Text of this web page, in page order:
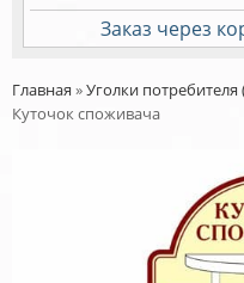
Заказ через
Главная »Уголки потребителя
Куточок споживача